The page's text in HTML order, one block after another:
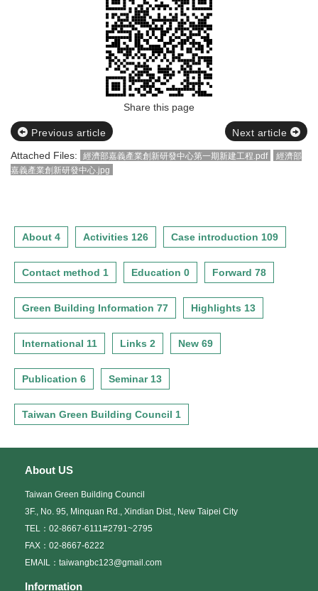
Share this page
Previous article
Next article
Attached Files:
經濟部嘉義產業創新研發中心第一期新建工程.pdf
經濟部
嘉義產業創新研發中心.jpg
About 4 Activities 126 Case introduction 109
Contact method 1 Education 0 Forward 78
Green Building Information 77 Highlights 13
International 11 Links 2 New 69
Publication 6 Seminar 13
Taiwan Green Building Council 1
About US
Taiwan Green Building Council
3F., No. 95, Minquan Rd., Xindian Dist., New Taipei City
TEL：02-8667-6111#2791~2795
FAX：02-8667-6222
EMAIL：taiwangbc123@gmail.com
Information